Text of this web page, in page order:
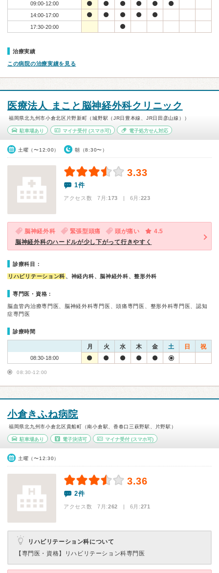
09:00-12:00
14:00-17:00
17:30-20:00
治療実績
この病院の治療実績を見る
医療法人 まこと脳神経外科クリニック
福岡県北九州市小倉北区片野新町（城野駅（JR日豊本線、JR日田彦山線））
駐車場あり マイナ受付(スマホ可) 電子処方せん対応
土曜（〜12:00） 朝（8:30〜）
3.33
1件
アクセス数 7月:173 | 6月:223
脳神経外科 緊張型頭痛 頭が痛い
4.5
脳神経外科のハードルが少し下がって行きやすく
診療科目：
リハビリテーション科 、神経内科、脳神経外科、整形外科
専門医・資格：
脳血管内治療専門医、脳神経外科専門医、頭痛専門医、整形外科専門医、認知
症専門医
診療時間
月 火 水 木 金 土 日 祝
08:30-18:00
08:30-12:00
小倉きふね病院
福岡県北九州市小倉北区貴船町（南小倉駅、香春口三萩野駅、片野駅）
駐車場あり 電子決済可 マイナ受付 (スマホ可)
土曜（〜12:30）
3.36
2件
アクセス数 7月:262 | 6月:271
リハビリテーション科について
【専門医・資格】
リハビリテーション科専門医